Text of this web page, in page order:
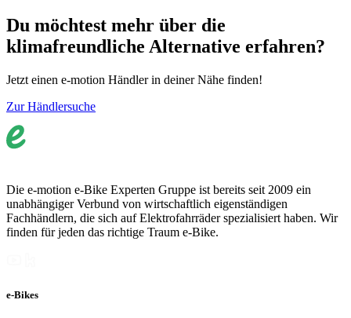
Du möchtest mehr über die
klimafreundliche Alternative erfahren?
Jetzt einen e-motion Händler in deiner Nähe finden!
Zur Händlersuche
Die e-motion e-Bike Experten Gruppe ist bereits seit 2009 ein
unabhängiger Verbund von wirtschaftlich eigenständigen
Fachhändlern, die sich auf Elektrofahrräder spezialisiert haben. Wir
finden für jeden das richtige Traum e-Bike.
e-Bikes